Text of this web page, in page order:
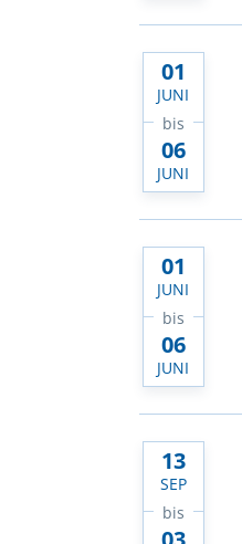
01
JUNI
bis
06
JUNI
01
JUNI
bis
06
JUNI
13
SEP
bis